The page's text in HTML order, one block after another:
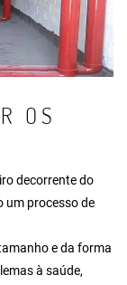
OS
decorrente do
um processo de
e da forma
à saúde,